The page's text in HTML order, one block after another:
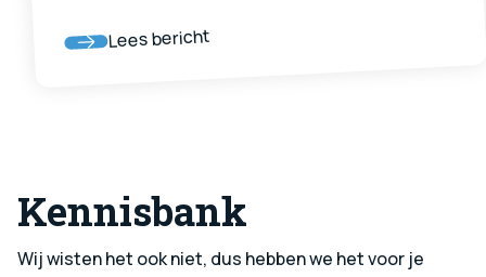
Kennisbank
Wij wisten het ook niet, dus hebben we het voor je
vlotte verwerking, en wat je moet doen als je
Lees bericht